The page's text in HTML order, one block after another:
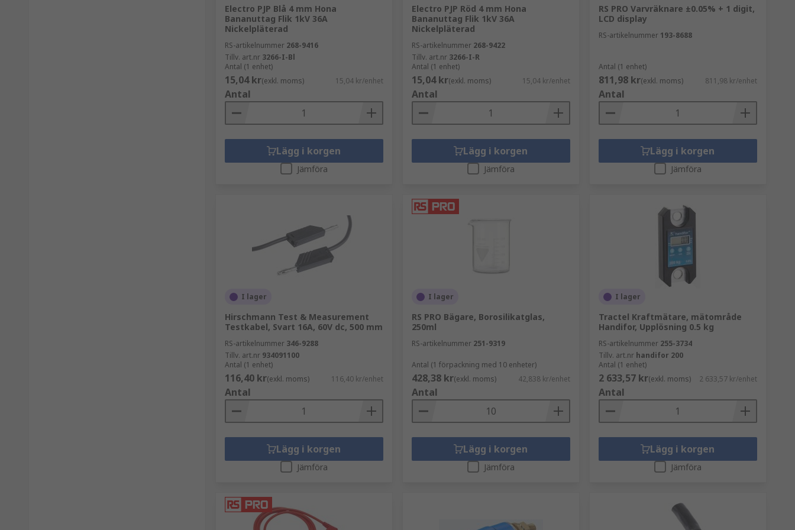
Electro PJP Blå 4 mm Hona
Bananuttag Flik 1kV 36A
Nickelpläterad
RS-artikelnummer 268-9416
Tillv. art.nr 3266-I-Bl
Antal (1 enhet)
15,04 kr(exkl. moms) 15,04 kr/enhet
Antal
Lägg i korgen
Jämföra
Electro PJP Röd 4 mm Hona
Bananuttag Flik 1kV 36A
Nickelpläterad
RS-artikelnummer 268-9422
Tillv. art.nr 3266-I-R
Antal (1 enhet)
15,04 kr(exkl. moms) 15,04 kr/enhet
Antal
Lägg i korgen
Jämföra
RS PRO Varvräknare ±0.05% + 1 digit,
LCD display
RS-artikelnummer 193-8688
Antal (1 enhet)
811,98 kr(exkl. moms) 811,98 kr/enhet
Antal
Lägg i korgen
Jämföra
I lager
Hirschmann Test & Measurement
Testkabel, Svart 16A, 60V dc, 500 mm
RS-artikelnummer 346-9288
Tillv. art.nr 934091100
Antal (1 enhet)
116,40 kr(exkl. moms) 116,40 kr/enhet
Antal
Lägg i korgen
Jämföra
I lager
RS PRO Bägare, Borosilikatglas,
250ml
RS-artikelnummer 251-9319
Antal (1 förpackning med 10 enheter)
428,38 kr(exkl. moms) 42,838 kr/enhet
Antal
Lägg i korgen
Jämföra
I lager
Tractel Kraftmätare, mätområde
Handifor, Upplösning 0.5 kg
RS-artikelnummer 255-3734
Tillv. art.nr handifor 200
Antal (1 enhet)
2 633,57 kr(exkl. moms) 2 633,57 kr/enhet
Antal
Lägg i korgen
Jämföra